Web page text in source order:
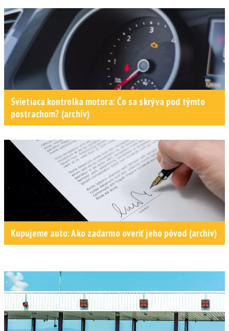
Svietiaca kontrolka motora: Čo sa skrýva pod týmto
postrachom? (archív)
Kupujeme auto: Ako zadarmo overiť jeho pôvod (archív)